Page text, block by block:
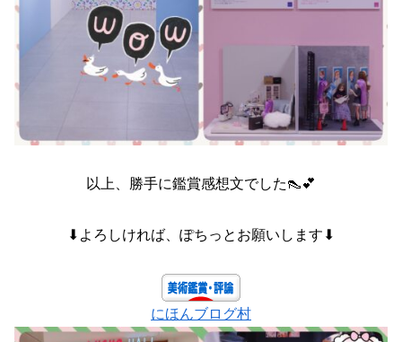
以上、勝手に鑑賞感想文でした👠💕
⬇よろしければ、ぽちっとお願いします⬇
にほんブログ村